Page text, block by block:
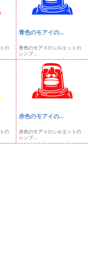
の
青色のモアイの...
青色のモアイのシルエットの
シンプ...
の
赤色のモアイの...
赤色のモアイのシルエットの
シンプ...